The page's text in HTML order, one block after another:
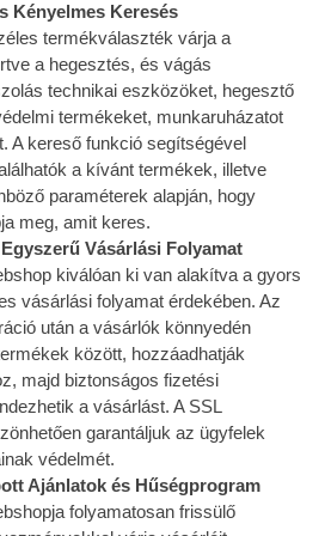
Kényelmes Keresés
termékválaszték várja a
a hegesztés, és vágás
technikai eszközöket, hegesztő
termékeket, munkaruházatot
A kereső funkció segítségével
a kívánt termékek, illetve
paraméterek alapján, hogy
meg, amit keres.
Vásárlási Folyamat
kiválóan ki van alakítva a gyors
vásárlási folyamat érdekében. Az
után a vásárlók könnyedén
között, hozzáadhatják
majd biztonságos fizetési
a vásárlást. A SSL
garantáljuk az ügyfelek
védelmét.
Ajánlatok és Hűségprogram
folyamatosan frissülő